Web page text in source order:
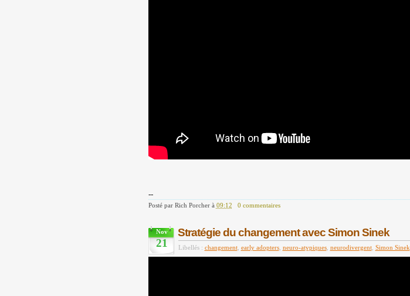
--
Posté par Rich Porcher à 09:12 0 commentaires
Nov
21
Stratégie du changement avec Simon Sinek
Libellés : changement, early adopters, neuro-atypiques, neurodivergent, Simon Sinek